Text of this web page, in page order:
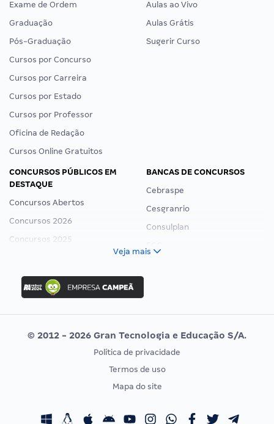
Exame de Ordem
Graduação
Pós-Graduação
Cursos por Concurso
Cursos por Carreira
Cursos por Estado
Cursos por Professor
Oficina de Redação
Cursos Online Gratuitos
Aulas ao Vivo
Aulas Grátis
Sugerir Curso
CONCURSOS PÚBLICOS EM
DESTAQUE
Concursos Abertos
Concursos 2026
Concursos 2025
Concurso Ibama
Concurso MPU
Editais publicados
BANCAS DE CONCURSOS
Cebraspe
Cesgranrio
Consulplan
Vunesp
CONCURSOS POR PROFISSÃO
Concursos Fiscais
EXAME DE ORDEM
Calendário OAB
Veja mais
© 2012 - 2026 Gran Tecnologia e Educação S/A.
Política de privacidade
Termos de uso
Mapa do site